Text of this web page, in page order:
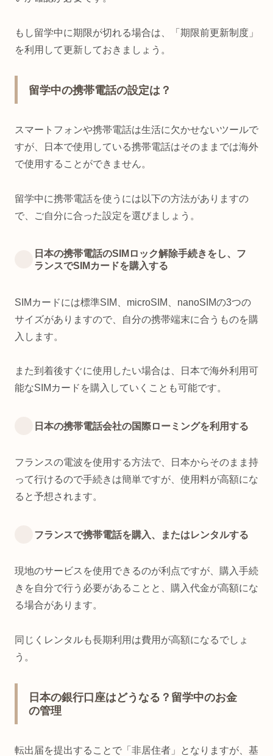
もし留学中に期限が切れる場合は、「期限前更新制度」
を利用して更新しておきましょう。
留学中の携帯電話の設定は？
スマートフォンや携帯電話は生活に欠かせないツールで
すが、日本で使用している携帯電話はそのままでは海外
で使用することができません。
留学中に携帯電話を使うには以下の方法がありますの
で、ご自分に合った設定を選びましょう。
日本の携帯電話のSIMロック解除手続きをし、フ
ランスでSIMカードを購入する
SIMカードには標準SIM、microSIM、nanoSIMの3つの
サイズがありますので、自分の携帯端末に合うものを購
入します。
また到着後すぐに使用したい場合は、日本で海外利用可
能なSIMカードを購入していくことも可能です。
日本の携帯電話会社の国際ローミングを利用する
フランスの電波を使用する方法で、日本からそのまま持
って行けるので手続きは簡単ですが、使用料が高額にな
ると予想されます。
フランスで携帯電話を購入、またはレンタルする
現地のサービスを使用できるのが利点ですが、購入手続
きを自分で行う必要があることと、購入代金が高額にな
る場合があります。
同じくレンタルも長期利用は費用が高額になるでしょ
う。
日本の銀行口座はどうなる？留学中のお金
の管理
転出届を提出することで「非居住者」となりますが、基